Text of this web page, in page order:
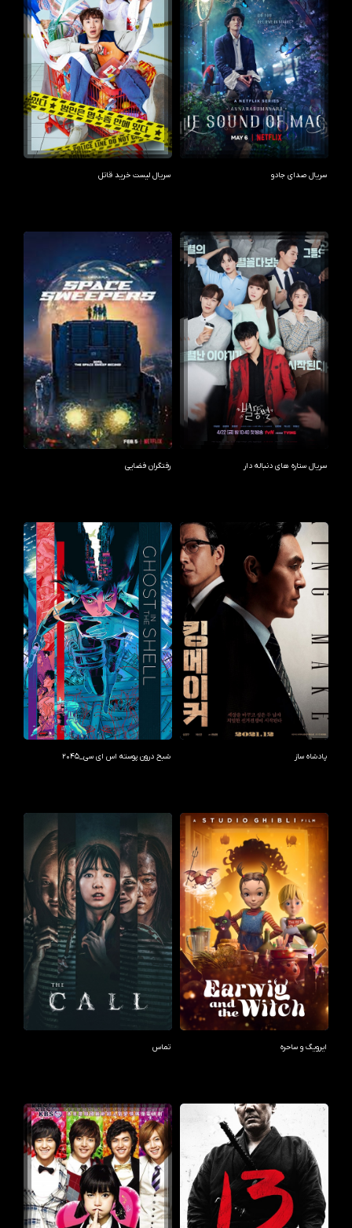
سریال صدای جادو سریال لیست خرید قاتل
سریال ستاره های دنباله دار رفتگران فضایی
پادشاه ساز شبح درون پوسته اس ای سی_2045
ایرویگ و ساحره تماس